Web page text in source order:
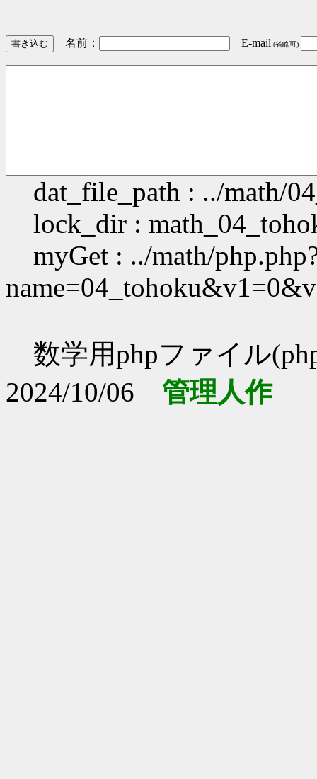
名前： E-mail (省略可)
dat_file_path : ../math/
lock_dir :
myGet : ../math/
数学用phpファイル
2024/10/06 管理人作